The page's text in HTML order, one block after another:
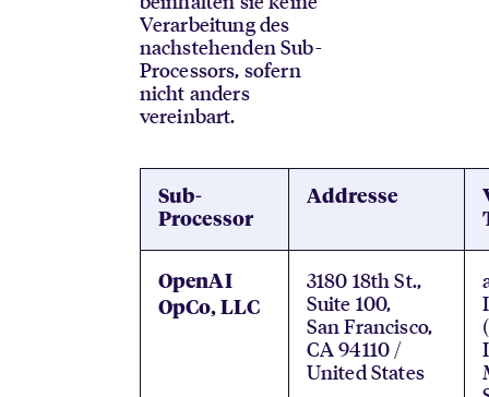
Verarbeitung des
nachstehenden Sub-
Processors, sofern
nicht anders
vereinbart.
Sub-
Processor
Addresse
OpenAI
OpCo, LLC
3180 18th St.,
Suite 100,
San Francisco,
CA 94110 /
United States